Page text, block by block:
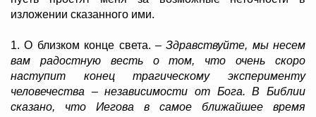
изложении сказанного ими.
1. О близком конце света. – Здравствуйте, мы несем
вам радостную весть о том, что очень скоро
наступит конец трагическому эксперименту
человечества – независимости от Бога. В Библии
сказано, что Иегова в самое ближайшее время